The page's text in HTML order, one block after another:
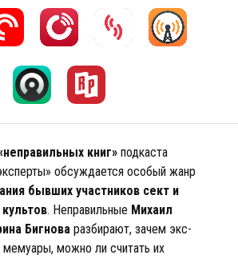
книг» подкаста
обсуждается особый жанр
бывших участников сект и
. Неправильные Михаил
Бигнова разбирают, зачем экс-
мемуары, можно ли считать их